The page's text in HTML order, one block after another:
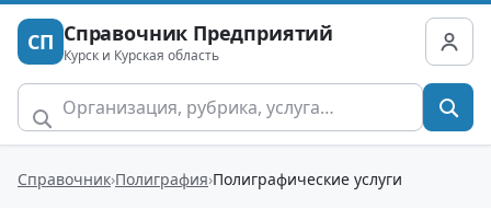
СП Справочник Предприятий
Курск и Курская область
Справочник Полиграфия Полиграфические услуги